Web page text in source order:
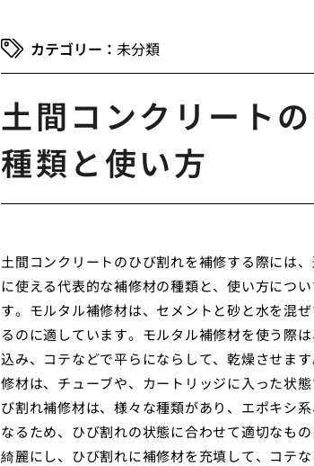
未分類
土間コンクリート
種類と使い方
土間コンクリートのひび割れを補修する際には
に使える代表的な補修材の種類と、使い方につ
す。モルタル補修材は、セメントと砂と水を混
るのに適しています。モルタル補修材を使う際
込み、コテなどで平らにならして、乾燥させま
修材は、チューブや、カートリッジに入った状
び割れ補修材は、様々な種類があり、エポキシ
なるため、ひび割れの状態に合わせて適切なも
綺麗にし、ひび割れに補修材を充填して、コテ